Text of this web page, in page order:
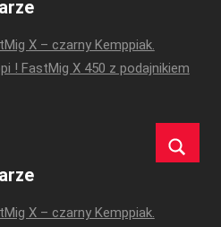
X – czarny Kemppiak.
! FastMig X 450 z podajnikiem
X – czarny Kemppiak.